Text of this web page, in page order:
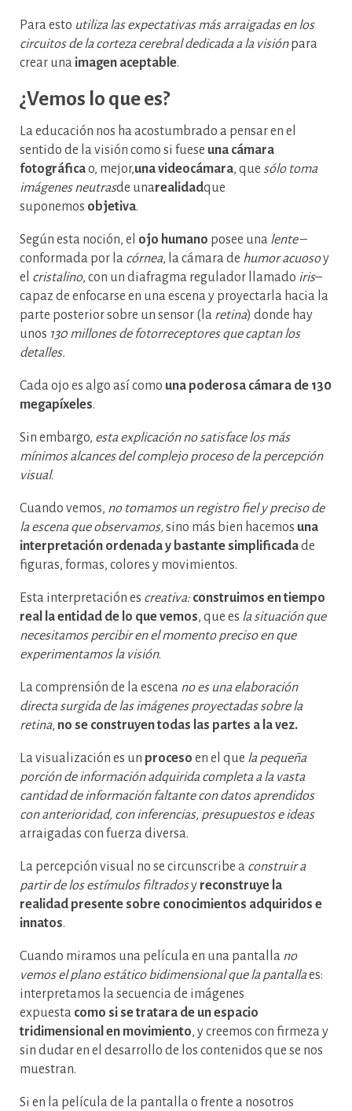
Para esto utiliza las expectativas más arraigadas en los
circuitos de la corteza cerebral dedicada a la visiónpara
crear una imagen aceptable.
¿Vemos lo que es?
La educación nos ha acostumbrado a pensar en el
sentido de la visión como si fuese una cámara
fotográficao, mejor,una videocámara, que sólo toma
imágenes neutrasde unarealidadque
suponemos objetiva.
Según esta noción, el ojo humano posee una lente–
conformada por la córnea, la cámara de humor acuosoy
el cristalino, con un diafragma regulador llamado iris–
capaz de enfocarse en una escena y proyectarla hacia la
parte posterior sobre un sensor (la retina) donde hay
unos 130 millones de fotorreceptores que captan los
detalles.
Cada ojo es algo así como una poderosa cámara de 130
megapíxeles.
Sin embargo, esta explicación no satisface los más
mínimos alcances del complejo proceso de la percepción
visual.
Cuando vemos, no tomamos un registro fiel y preciso de
la escena que observamos, sino más bien hacemos una
interpretación ordenada y bastante simplificadade
figuras, formas, colores y movimientos.
Esta interpretación es creativa: construimos en tiempo
real la entidad de lo que vemos, que es la situación que
necesitamos percibir en el momento preciso en que
experimentamos la visión.
La comprensión de la escena no es una elaboración
directa surgida de las imágenes proyectadas sobre la
retina, no se construyen todas las partes a la vez.
La visualización es un proceso en el que la pequeña
porción de información adquirida completa a la vasta
cantidad de información faltante con datos aprendidos
con anterioridad, con inferencias, presupuestos e ideas
arraigadas con fuerza diversa.
La percepción visual no se circunscribe a construir a
partir de los estímulos filtradosy reconstruye la
realidad presente sobre conocimientos adquiridos e
innatos.
Cuando miramos una película en una pantalla no
vemos el plano estático bidimensional que la pantallaes:
interpretamos la secuencia de imágenes
expuesta como si se tratara de un espacio
tridimensional en movimiento, y creemos con firmeza y
sin dudar en el desarrollo de los contenidos que se nos
muestran.
Si en la película de la pantalla o frente a nosotros